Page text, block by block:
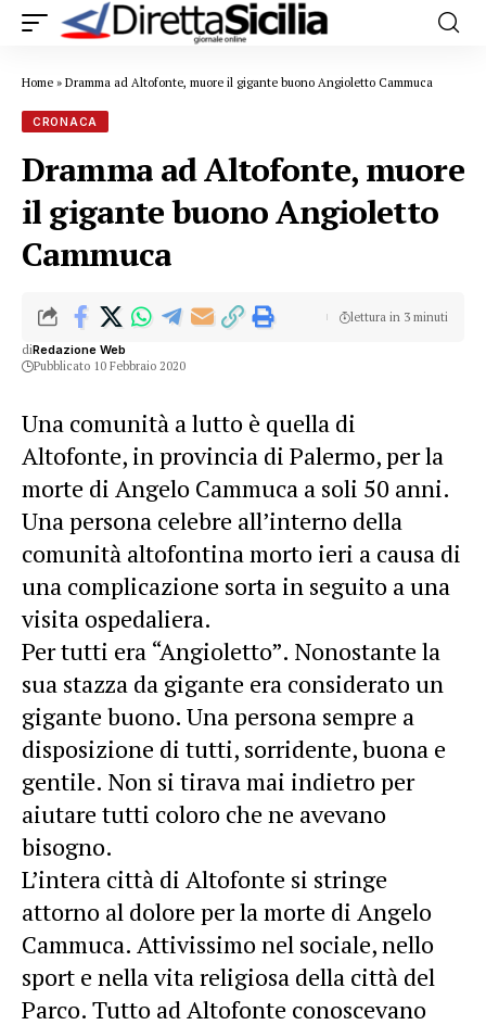
Home » Dramma ad Altofonte, muore il gigante buono Angioletto Cammuca
CRONACA
Dramma ad Altofonte, muore
il gigante buono Angioletto
Cammuca
diRedazione Web
Pubblicato 10 Febbraio 2020
lettura in 3 minuti
Una comunità a lutto è quella di
Altofonte, in provincia di Palermo, per la
morte di Angelo Cammuca a soli 50 anni.
Una persona celebre all’interno della
comunità altofontina morto ieri a causa di
una complicazione sorta in seguito a una
visita ospedaliera.
Per tutti era “Angioletto”. Nonostante la
sua stazza da gigante era considerato un
gigante buono. Una persona sempre a
disposizione di tutti, sorridente, buona e
gentile. Non si tirava mai indietro per
aiutare tutti coloro che ne avevano
bisogno.
L’intera città di Altofonte si stringe
attorno al dolore per la morte di Angelo
Cammuca. Attivissimo nel sociale, nello
sport e nella vita religiosa della città del
Parco. Tutto ad Altofonte conoscevano